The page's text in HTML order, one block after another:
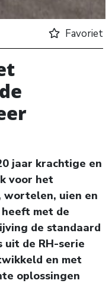
Favoriet
jaar krachtige en
voor het
wortelen, uien en
met de
de standaard
de RH-serie
en met
oplossingen